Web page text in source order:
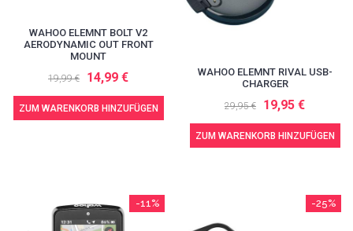
WAHOO ELEMNT BOLT V2
AERODYNAMIC OUT FRONT
MOUNT
19,99 € 14,99 €
ZUM WARENKORB HINZUFÜGEN
WAHOO ELEMNT RIVAL USB-
CHARGER
29,95 € 19,95 €
ZUM WARENKORB HINZUFÜGEN
-11% -25%